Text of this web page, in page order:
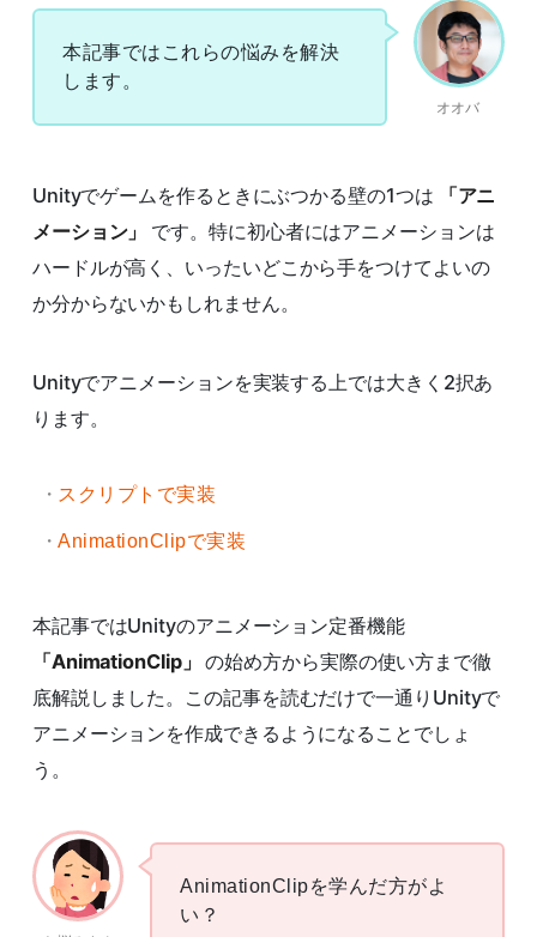
オオバ
本記事ではこれらの悩みを解決
します。
Unityでゲームを作るときにぶつかる壁の1つは
「アニ
メーション」
です。特に初心者にはアニメーションは
ハードルが高く、いったいどこから手をつけてよいの
か分からないかもしれません。
Unityでアニメーションを実装する上では大きく2択あ
ります。
スクリプトで実装
AnimationClipで実装
本記事ではUnityのアニメーション定番機能
「AnimationClip」 の始め方から実際の使い方まで徹
底解説しました。この記事を読むだけで一通りUnityで
アニメーションを作成できるようになることでしょ
う。
AnimationClipを学んだ方がよ
い？